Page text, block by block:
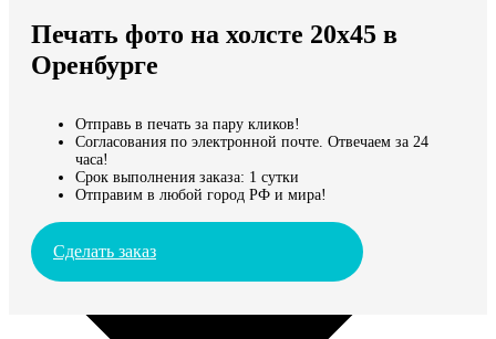
Мы доставляем по всему миру
Продолжить без города
Печать фото на холсте 20х45 в
Оренбурге
Отправь в печать за пару кликов!
Согласования по электронной почте. Отвечаем за 24
часа!
Срок выполнения заказа: 1 сутки
Отправим в любой город РФ и мира!
Сделать заказ